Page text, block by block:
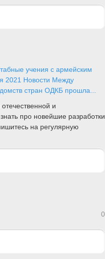
учения с армейским
2021 Новости Между
стран ОДКБ прошла...
и
про новейшие разработки
на регулярную
0